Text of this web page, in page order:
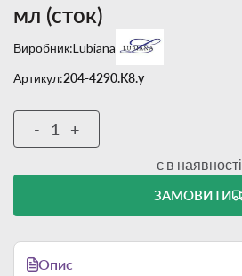
мл (сток)
Виробник:Lubiana
Артикул:204-4290.K8.у
- +
є в наявності
ЗАМОВИТИ
Опис